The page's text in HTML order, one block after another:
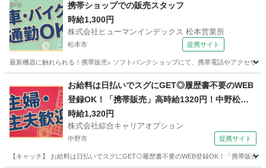
携帯ショップでの販売スタッフ
時給1,300円
株式会社ヒューマンインデックス 松本営業所
松本市 提携サイト
最新機器に触れられる！携帯販売♪ ソフトバンクショップにて、携帯電話やアクセ
アパレル
お給料は日払いでスグにGET◎履歴書不要のWEB
登録OK！「携帯販売」高時給1320円！中野松川
周辺！20代～40代のスタッフが多数活躍中★
時給1,320円
株式会社綜合キャリアオプション
中野市 提携サイト
【キャッチ】 お給料は日払いでスグにGET◎履歴書不要のWEB登録OK！「携帯販